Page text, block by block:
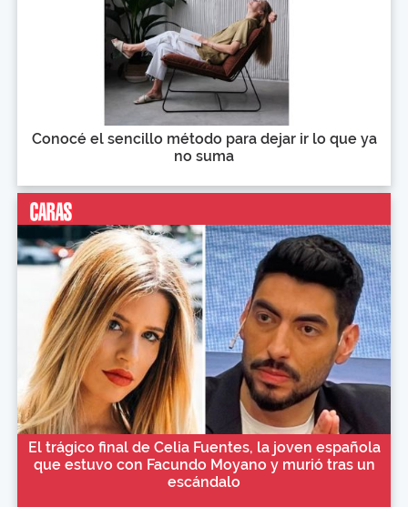
Conocé el sencillo método para dejar ir lo que ya
no suma
El trágico final de Celia Fuentes, la joven española
que estuvo con Facundo Moyano y murió tras un
escándalo